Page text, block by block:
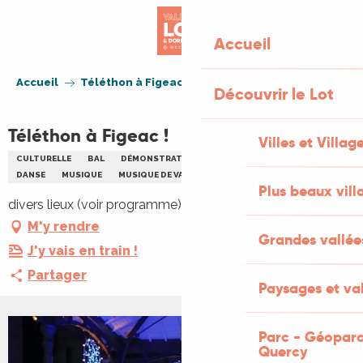
Accueil
Découvrir le Lot
Villes et
Plus beaux
Grandes
Paysages et
Parc -
Quercy
Accueil Téléthon à Figeac !
Téléthon à Figeac !
CULTURELLE BAL DÉMONSTRATION SPORTIVE
DANSE
MUSIQUE MUSIQUE DE VARIÉTÉ
divers lieux (voir programme), 46100 Figeac
M'y rendre
J'y vais en train !
Partager
+1 PHOTO